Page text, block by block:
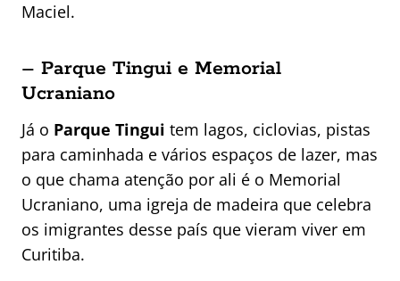
Maciel.
– Parque Tingui e Memorial
Ucraniano
Já o Parque Tingui tem lagos, ciclovias, pistas
para caminhada e vários espaços de lazer, mas
o que chama atenção por ali é o Memorial
Ucraniano, uma igreja de madeira que celebra
os imigrantes desse país que vieram viver em
Curitiba.